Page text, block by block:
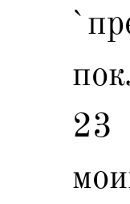
23